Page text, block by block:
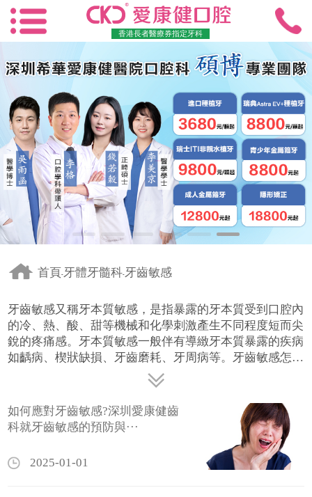
香港長者醫療券指定牙科
首頁- 牙體牙髓科- 牙齒敏感
牙齒敏感又稱牙本質敏感，是指暴露的牙本質受到口腔內
的冷、熱、酸、甜等機械和化學刺激產生不同程度短而尖
銳的疼痛感。牙本質敏感一般伴有導緻牙本質暴露的疾病
如齲病、楔狀缺損、牙齒磨耗、牙周病等。牙齒敏感怎麼
辦?首先建議進行去除病因的相關治療：齲齒治療、缺損
充填、牙周病治療等。其次是進行脫敏治療，通過封閉牙
本質小管以達到阻止刺激因素向牙髓傳播。建議先去正規
口腔醫院進行檢查，醫生根據病因針對診斷！
如何應對牙齒敏感?深圳愛康健齒
科就牙齒敏感的預防與···
2025-01-01